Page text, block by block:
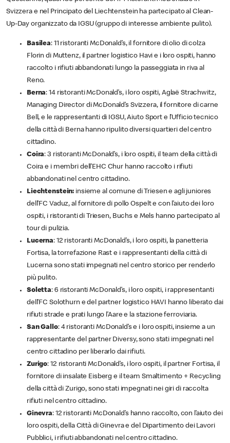
Svizzera e nel Principato del Liechtenstein ha partecipato al Clean-
Up-Day organizzato da IGSU (gruppo di interesse ambiente pulito).
Basilea: 11 ristoranti McDonald’s, il fornitore di olio di colza
Florin di Muttenz, il partner logistico Havi e i loro ospiti, hanno
raccolto i rifiuti abbandonati lungo la passeggiata in riva al
Reno.
Berna: 14 ristoranti McDonald’s, i loro ospiti, Aglaë Strachwitz,
Managing Director di McDonald’s Svizzera, il fornitore di carne
Bell, e le rappresentanti di IGSU, Aiuto Sport e l’Ufficio tecnico
della città di Berna hanno ripulito diversi quartieri del centro
cittadino.
Coira: 3 ristoranti McDonald’s, i loro ospiti, il team della città di
Coira e i membri dell’EHC Chur hanno raccolto i rifiuti
abbandonati nel centro cittadino.
Liechtenstein: insieme al comune di Triesen e agli juniores
dell’FC Vaduz, al fornitore di pollo Ospelt e con l’aiuto dei loro
ospiti, i ristoranti di Triesen, Buchs e Mels hanno partecipato al
tour di pulizia.
Lucerna: 12 ristoranti McDonald’s, i loro ospiti, la panetteria
Fortisa, la torrefazione Rast e i rappresentanti della città di
Lucerna sono stati impegnati nel centro storico per renderlo
più pulito.
Soletta: 6 ristoranti McDonald’s, i loro ospiti, i rappresentanti
dell’FC Solothurn e del partner logistico HAVI hanno liberato dai
rifiuti strade e prati lungo l’Aare e la stazione ferroviaria.
San Gallo: 4 ristoranti McDonald’s e i loro ospiti, insieme a un
rappresentante del partner Diversy, sono stati impegnati nel
centro cittadino per liberarlo dai rifiuti.
Zurigo: 12 ristoranti McDonald’s, i loro ospiti, il partner Fortisa, il
fornitore di insalate Eisberg e il team Smaltimento + Recycling
della città di Zurigo, sono stati impegnati nei giri di raccolta
rifiuti nel centro cittadino.
Ginevra: 12 ristoranti McDonald’s hanno raccolto, con l’aiuto dei
loro ospiti, della Città di Ginevra e del Dipartimento dei Lavori
Pubblici, i rifiuti abbandonati nel centro cittadino.